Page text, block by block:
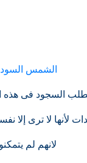
الشمس
السجود فى
لأنها لا ترى إلا
لانهم لم